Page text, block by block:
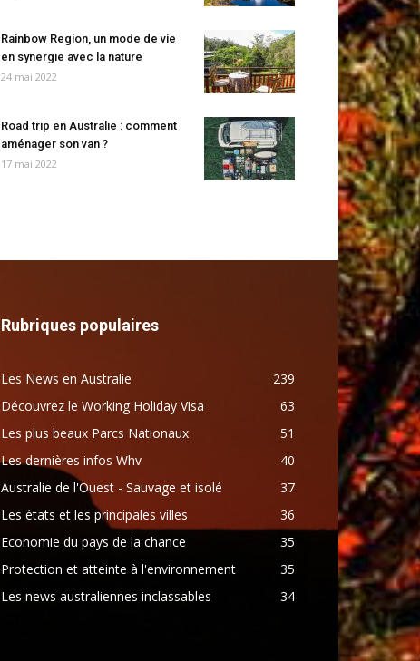
Rainbow Region, un mode de vie
en synergie avec la nature
24 mai 2022
Road trip en Australie : comment
aménager son van ?
17 mai 2022
Rubriques populaires
Les News en Australie
239
Découvrez le Working Holiday Visa
63
Les plus beaux Parcs Nationaux
51
Les dernières infos Whv
40
Australie de l'Ouest - Sauvage et isolé
37
Les états et les principales villes
36
Economie du pays de la chance
35
Protection et atteinte à l'environnement
35
Les news australiennes inclassables
34